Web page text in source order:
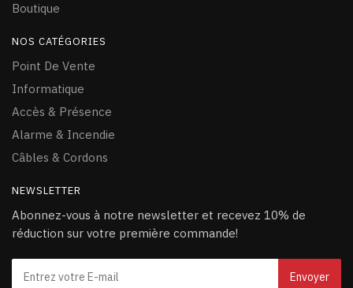
Boutique
NOS CATÉGORIES
Point De Vente
Informatique
Accès & Présence
Alarme & Incendie
Câbles & Cordons
NEWSLETTER
Abonnez-vous à notre newsletter et recevez 10% de
réduction sur votre première commande!